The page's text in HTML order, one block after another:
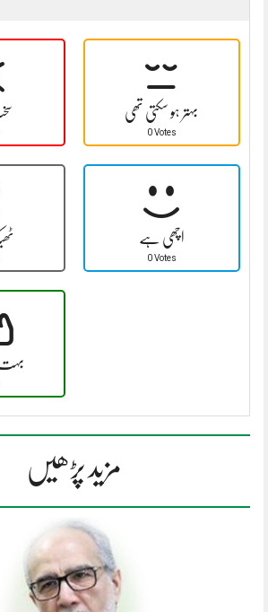
بہتر ہو سکتی تھی
0 Votes
اچھی ہے
0 Votes
مزید پڑھیں